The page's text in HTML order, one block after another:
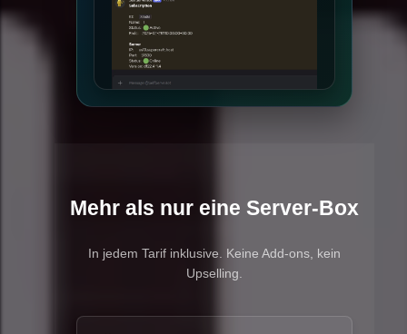
Mehr als nur eine Server-Box
In jedem Tarif inklusive. Keine Add-ons, kein
Upselling.